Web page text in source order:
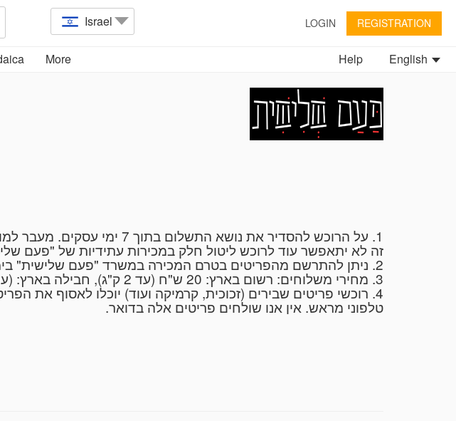
Israel LOGIN REGISTRATION
More English
Help
1. על הרוכש להסדיר את נושא
זה לא יתאפשר עוד לרוכש ליטול חלק במכירות עתידיות של "פעם
2. ניתן להתרשם מהפריטים בטרם המכירה במשרד "פעם שלישית" בימים א'-ה', 10.00-14.00 ובתיאום טלפוני 054-6272735 או ב: 053-8265447
3. מחירי משלוחים: רשום בארץ: 20 ש"ח (עד 2 ק"ג), חבילה בארץ: (עד 10 ק"ג): 25 ש"ח, שליח עד הבית: 50 ש"ח (עד 15 ק"ג).
4. רוכשי פריטים שבירים (זכוכית, קרמיקה ועוד) יוכלו לאסוף את
טלפוני מראש. אין אנו שולחים פריטים אלה בדואר.